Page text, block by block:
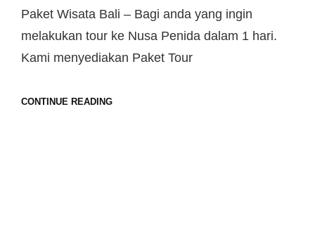
Paket Wisata Bali – Bagi anda yang ingin
melakukan tour ke Nusa Penida dalam 1 hari.
Kami menyediakan Paket Tour
CONTINUE READING